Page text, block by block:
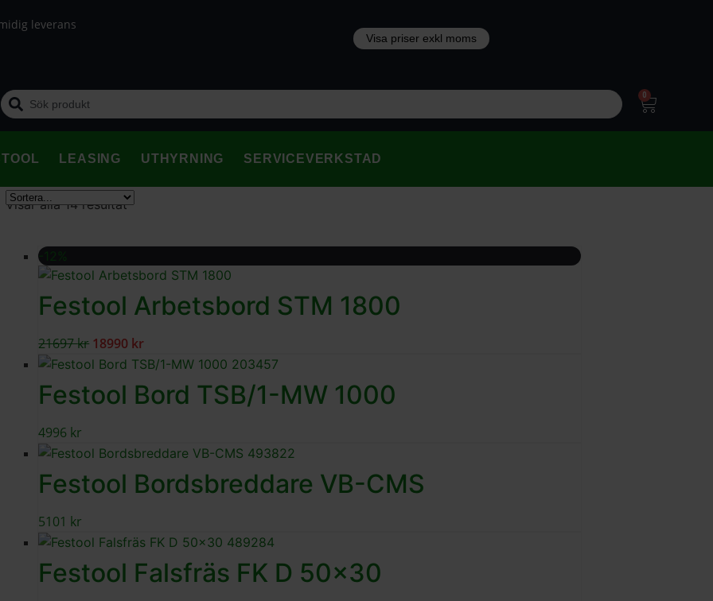
leverans
0
LEASING UTHYRNING SERVICEVERKSTAD
Visar alla 14 resultat
-12%
Festool Arbetsbord STM 1800
21697kr 18990 kr
Festool Bord TSB/1-MW 1000
4996 kr
Festool Bordsbreddare VB-CMS
5101 kr
Festool Falsfräs FK D 50×30